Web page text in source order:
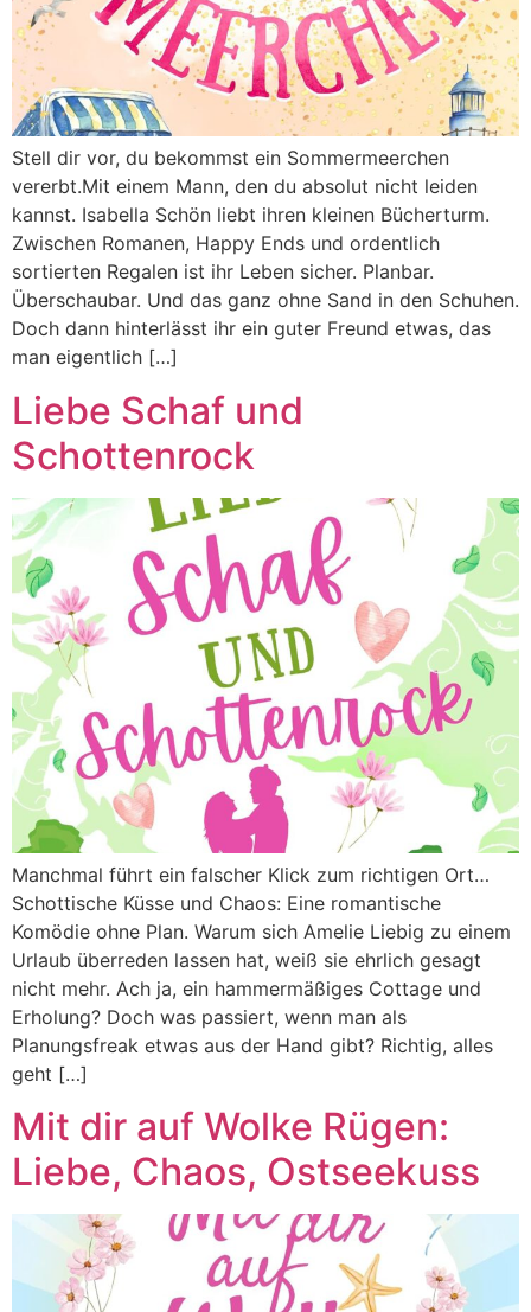
Stell dir vor, du bekommst ein Sommermeerchen
vererbt.Mit einem Mann, den du absolut nicht leiden
kannst. Isabella Schön liebt ihren kleinen Bücherturm.
Zwischen Romanen, Happy Ends und ordentlich
sortierten Regalen ist ihr Leben sicher. Planbar.
Überschaubar. Und das ganz ohne Sand in den Schuhen.
Doch dann hinterlässt ihr ein guter Freund etwas, das
man eigentlich […]
Liebe Schaf und
Schottenrock
Manchmal führt ein falscher Klick zum richtigen Ort…
Schottische Küsse und Chaos: Eine romantische
Komödie ohne Plan. Warum sich Amelie Liebig zu einem
Urlaub überreden lassen hat, weiß sie ehrlich gesagt
nicht mehr. Ach ja, ein hammermäßiges Cottage und
Erholung? Doch was passiert, wenn man als
Planungsfreak etwas aus der Hand gibt? Richtig, alles
geht […]
Mit dir auf Wolke Rügen:
Liebe, Chaos, Ostseekuss